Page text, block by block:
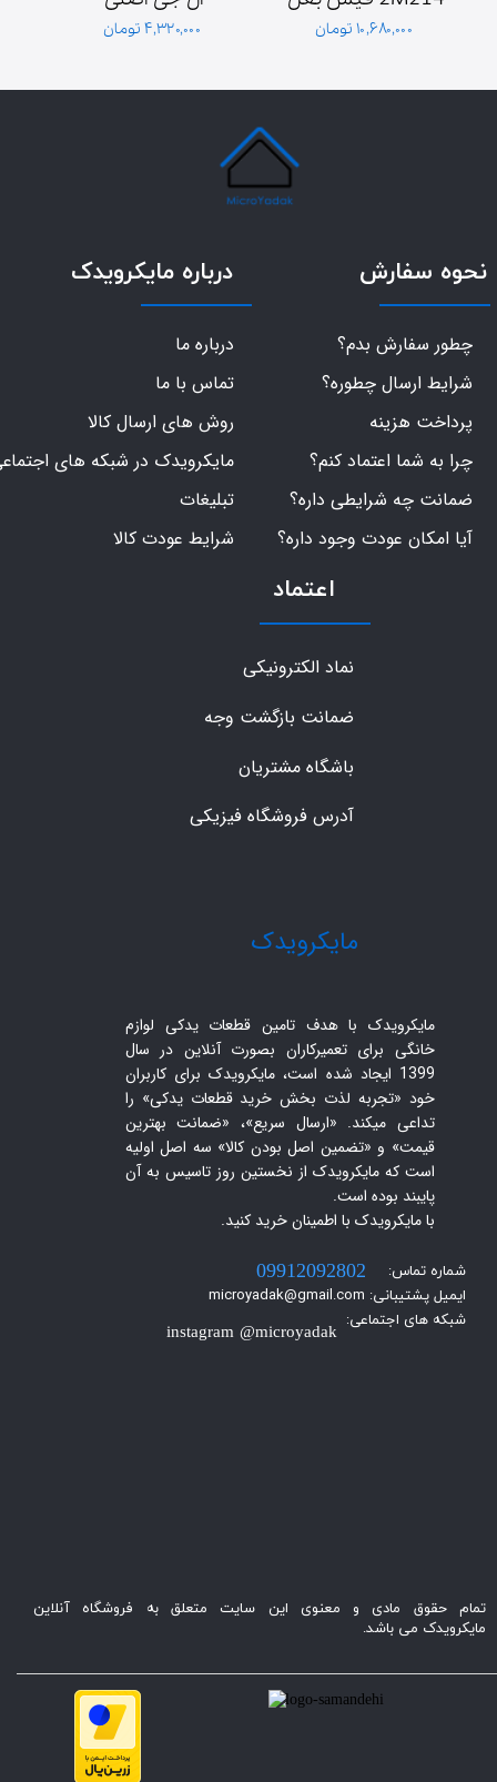
۴,۳۲۰,۰۰۰ تومان ۱۰,۶۸۰,۰۰۰ تومان
مایکرویدک با هدف تامین قطعات یدکی لوازم
خانگی برای تعمیرکاران بصورت آنلاین در سال
1399 ایجاد شده است، مایکرویدک برای کاربران
خود «تجربه لذت بخش خرید قطعات یدکی» را
تداعی میکند. «ارسال سریع»، «ضمانت بهترین
قیمت» و «تضمین اصل بودن کالا» سه اصل اولیه
است که مایکرویدک از نخستین روز تاسیس به آن
پایبند بوده است.
با مایکرویدک با اطمینان خرید کنید.​​​​​​​
شماره تماس:
ایمیل پشتیبانی: microyadak@gmail.com
شبکه های اجتماعی:
​مایکرویدک
instagram @microyadak
09912092802
نحوه سفارش
چطور سفارش بدم؟
شرایط ارسال چطوره؟
پرداخت هزینه
چرا به شما اعتماد کنم؟
ضمانت چه شرایطی داره؟
آیا امکان عودت وجود داره؟
تمام حقوق مادی و معنوی این سایت متعلق به فروشگاه آنلاین
مایکرویدک می باشد.
اعتماد
نماد الکترونیکی
ضمانت بازگشت وجه
باشگاه مشتریان
آدرس فروشگاه فیزیکی
درباره مایکرویدک
درباره ما
تماس با ما
روش های ارسال کالا
مایکرویدک در شبکه های
تبلیغات
شرایط عودت کالا